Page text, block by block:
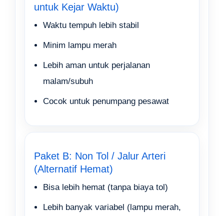
untuk Kejar Waktu)
Waktu tempuh lebih stabil
Minim lampu merah
Lebih aman untuk perjalanan
malam/subuh
Cocok untuk penumpang pesawat
Paket B: Non Tol / Jalur Arteri
(Alternatif Hemat)
Bisa lebih hemat (tanpa biaya tol)
Lebih banyak variabel (lampu merah,